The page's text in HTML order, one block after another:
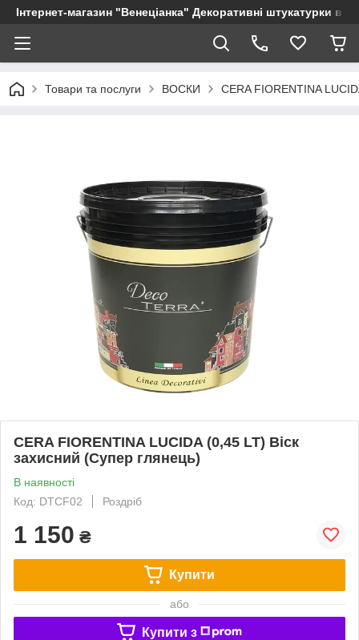
Інтернет-магазин "Венеціанка" Декоративні штукатурки від
Товари та послуги ВОСКИ CERA FIORENTINA
CERA FIORENTINA LUCIDA (0,45 LT) Віск
захисний (Супер глянець)
В наявності
Код: DTCF02
Роздріб
1 150 ₴
Купити
або
Купити з